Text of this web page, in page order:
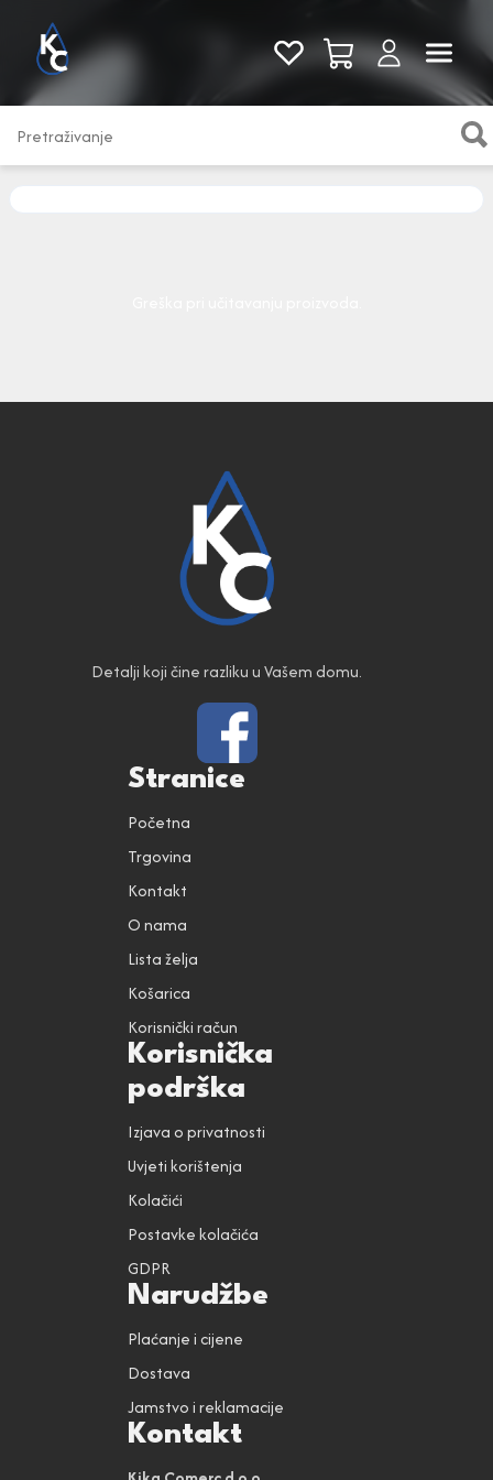
Pogledaj sve
Detalji koji čine razliku u Vašem domu.
Stranice
Početna
Trgovina
Kontakt
O nama
Lista želja
Košarica
Korisnički račun
Korisnička
podrška
Izjava o privatnosti
Uvjeti korištenja
Kolačići
Postavke kolačića
GDPR
Narudžbe
Plaćanje i cijene
Dostava
Jamstvo i reklamacije
Kontakt